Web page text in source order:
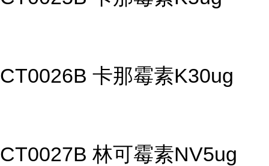
CT0026B 卡那霉素K30ug
CT0027B 林可霉素NV5ug